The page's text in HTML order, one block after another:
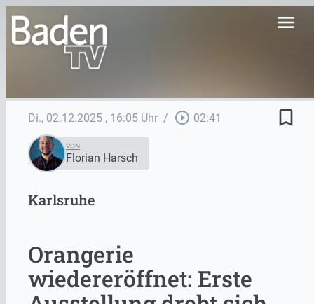
menu
Di., 02.12.2025 , 16:05 Uhr / play_circle_outline 02:41 bookmark_border
VON
Florian Harsch
Karlsruhe
Orangerie
wiedereröffnet: Erste